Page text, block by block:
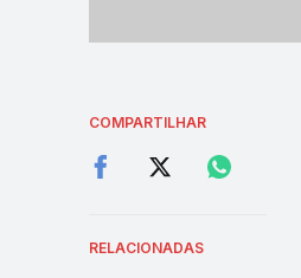
COMPARTILHAR
RELACIONADAS